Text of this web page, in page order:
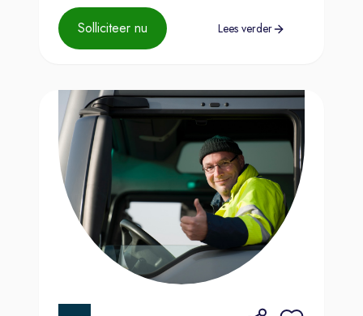
Solliciteer nu Lees verder